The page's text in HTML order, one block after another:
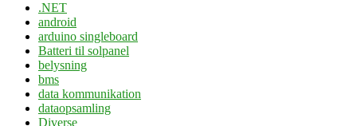
.NET
android
arduino singleboard
Batteri til solpanel
belysning
bms
data kommunikation
dataopsamling
Diverse